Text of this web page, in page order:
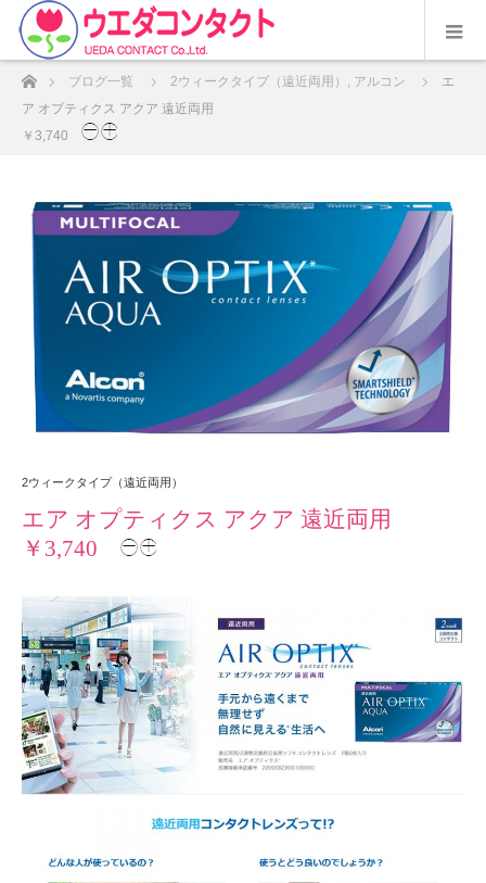
ホームブログ一覧 2ウィークタイプ（遠近両用） , アルコン
エ
ア オプティクス アクア 遠近両用
￥3,740
2ウィークタイプ（遠近両用）
エア オプティクス アクア 遠近両用
￥3,740